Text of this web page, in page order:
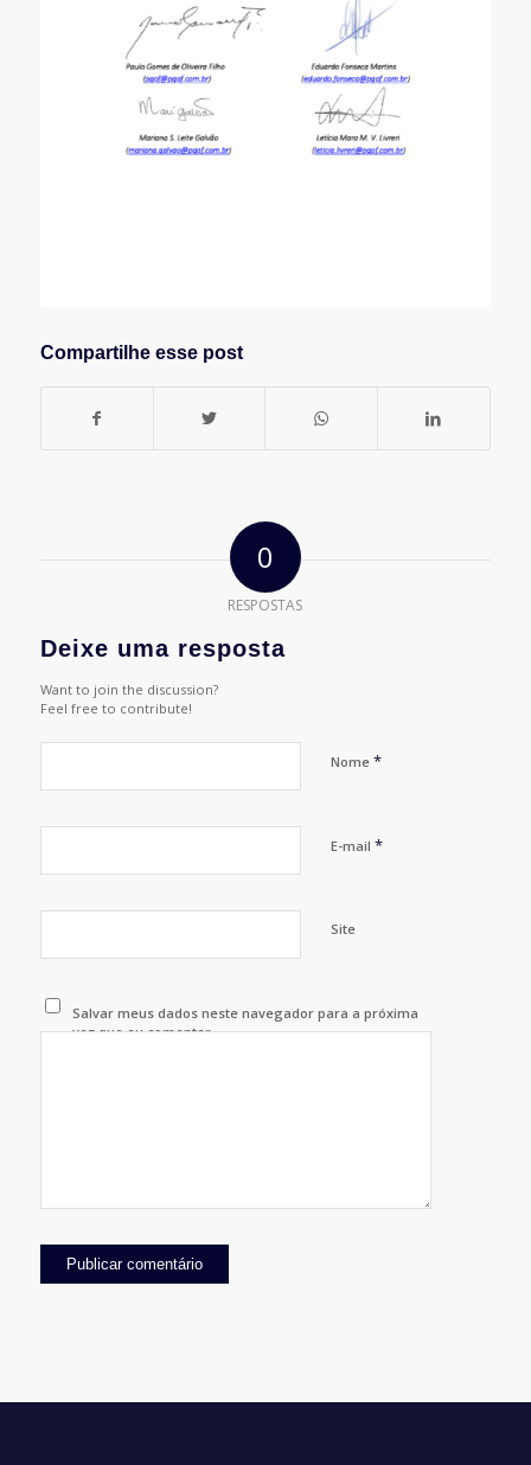
Compartilhe esse post
0
RESPOSTAS
Deixe uma resposta
Want to join the discussion?
Feel free to contribute!
Nome *
E-mail *
Site
Salvar meus dados neste navegador para a próxima
vez que eu comentar.